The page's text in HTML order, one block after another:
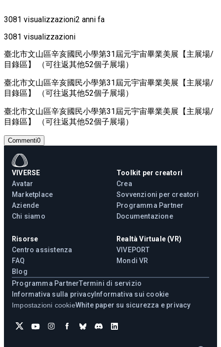
3081 visualizzazioni2 anni fa
3081 visualizzazioni
臺北市文山區辛亥國民小學第31屆元宇宙畢業美展【主展場/
目錄區】 （可往返其他52個子展場）
臺北市文山區辛亥國民小學第31屆元宇宙畢業美展【主展場/
目錄區】 （可往返其他52個子展場）
臺北市文山區辛亥國民小學第31屆元宇宙畢業美展【主展場/
目錄區】 （可往返其他52個子展場）
Commenti0
VIVERSE
Avatar
Marketplace
Aziende
Chi siamo
Toolkit per creatori
Crea
Sovvenzioni per creatori
Programma Partner
Documentazione
Risorse
Centro assistenza
FAQ
Blog
Realtà Virtuale (VR)
VIVEPORT
Mondi VR
Programma PartnerTermini di servizio
Informativa sulla privacy Informativa sui cookie
Impostazioni cookieWhite paper su sicurezza e privacy